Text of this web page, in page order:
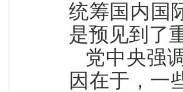
统筹国内国
是预见到了
党中央强
因在于，一